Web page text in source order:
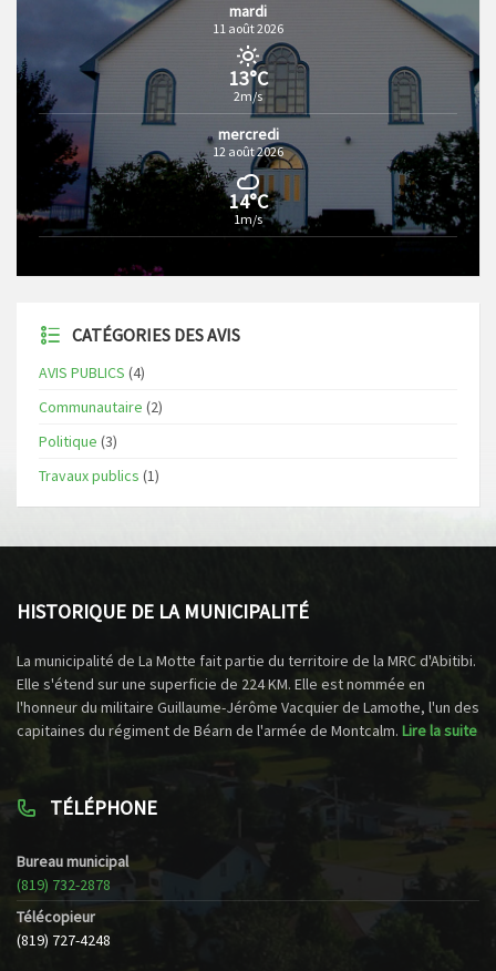
mardi
11 août 2026
13°C
2m/s
mercredi
12 août 2026
14°C
1m/s
CATÉGORIES DES AVIS
AVIS PUBLICS (4)
Communautaire (2)
Politique (3)
Travaux publics (1)
HISTORIQUE DE LA MUNICIPALITÉ
La municipalité de La Motte fait partie du territoire de la MRC d'Abitibi.
Elle s'étend sur une superficie de 224 KM. Elle est nommée en
l'honneur du militaire Guillaume-Jérôme Vacquier de Lamothe, l'un des
capitaines du régiment de Béarn de l'armée de Montcalm. Lire la suite
TÉLÉPHONE
Bureau municipal
(819) 732-2878
Télécopieur
(819) 727-4248